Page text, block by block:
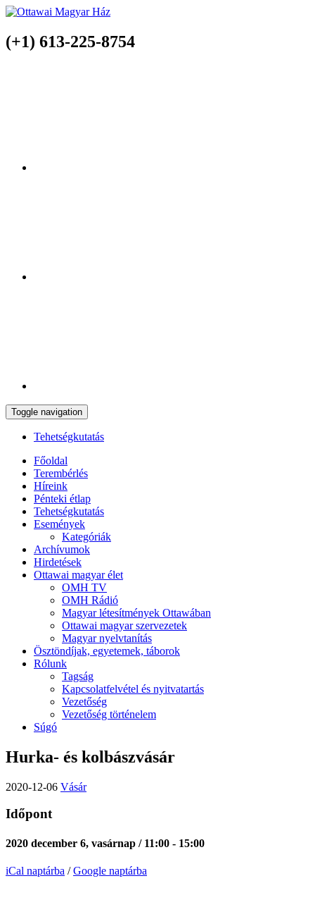
(+1) 613-225-8754
Toggle navigation
Tehetségkutatás
Főoldal
Terembérlés
Híreink
Pénteki étlap
Tehetségkutatás
Események
Kategóriák
Archívumok
Hirdetések
Ottawai magyar élet
OMH TV
OMH Rádió
Magyar létesítmények Ottawában
Ottawai magyar szervezetek
Magyar nyelvtanítás
Ösztöndíjak, egyetemek, táborok
Rólunk
Tagság
Kapcsolatfelvétel és nyitvatartás
Vezetőség
Vezetőség történelem
Súgó
Hurka- és kolbászvásár
2020-12-06 Vásár
Időpont
2020 december 6, vasárnap / 11:00 - 15:00
iCal naptárba /Google naptárba